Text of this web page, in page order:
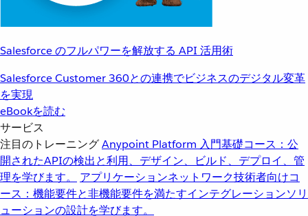
Salesforce のフルパワーを解放する API 活用術
Salesforce Customer 360との連携でビジネスのデジタル変革
を実現
eBookを読む
サービス
注目のトレーニングAnypoint Platform 入門基礎コース：公
開されたAPIの検出と利用、デザイン、ビルド、デプロイ、管
理を学びます。
アプリケーションネットワーク技術者向けコ
ース：機能要件と非機能要件を満たすインテグレーションソリ
ューションの設計を学びます。